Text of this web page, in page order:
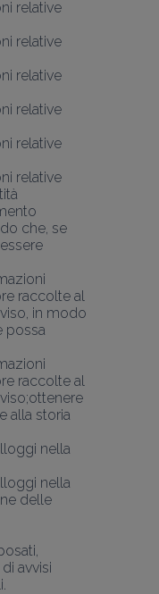
relative
relative
relative
relative
relative
relative
che, se
raccolte al
in modo
possa
raccolte al
alla storia
nella
nella
delle
avvisi